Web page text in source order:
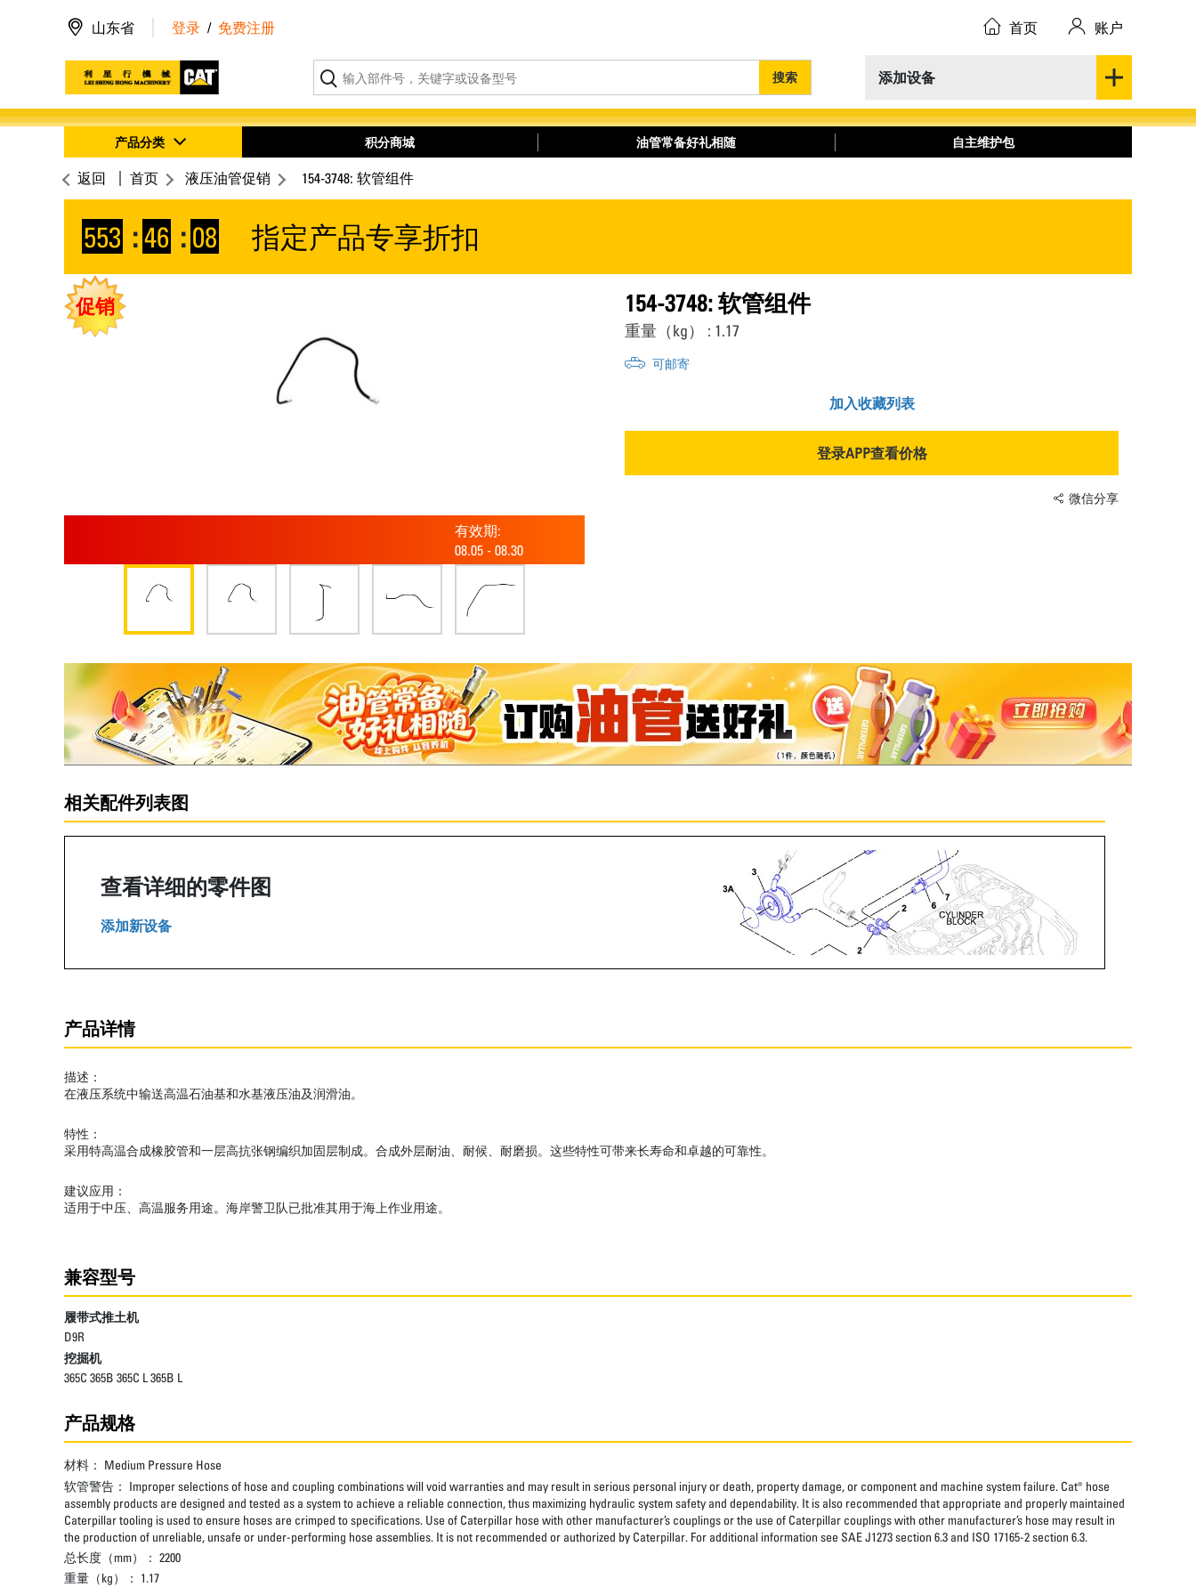
添加设备
搜索
山东省 登录 / 免费注册 首页 账户
产品分类 积分商城 油管常备好礼相随 自主维护包
返回 首页 液压油管促销 154-3748: 软管组件
553 :46 : 08 指定产品专享折扣
促销
有效期:
08.05 - 08.30
154-3748: 软管组件
重量（kg） : 1.17
可邮寄
加入收藏列表
登录APP查看价格
微信分享
相关配件列表图
查看详细的零件图
添加新设备
产品详情
描述：
在液压系统中输送高温石油基和水基液压油及润滑油。
特性：
采用特高温合成橡胶管和一层高抗张钢编织加固层制成。合成外层耐油、耐候、耐磨损。这些特性可带来长寿命和卓越的可靠性。
建议应用：
适用于中压、高温服务用途。海岸警卫队已批准其用于海上作业用途。
兼容型号
履带式推土机
D9R
挖掘机
365C 365B 365C L 365B L
产品规格
材料： Medium Pressure Hose
软管警告： Improper selections of hose and coupling combinations will void warranties and may result in serious personal injury or death, property damage, or component and machine system failure. Cat® hose
assembly products are designed and tested as a system to achieve a reliable connection, thus maximizing hydraulic system safety and dependability. It is also recommended that appropriate and properly maintained
Caterpillar tooling is used to ensure hoses are crimped to specifications. Use of Caterpillar hose with other manufacturer’s couplings or the use of Caterpillar couplings with other manufacturer’s hose may result in
the production of unreliable, unsafe or under-performing hose assemblies. It is not recommended or authorized by Caterpillar. For additional information see SAE J1273 section 6.3 and ISO 17165-2 section 6.3.
总长度（mm）： 2200
重量（kg）： 1.17